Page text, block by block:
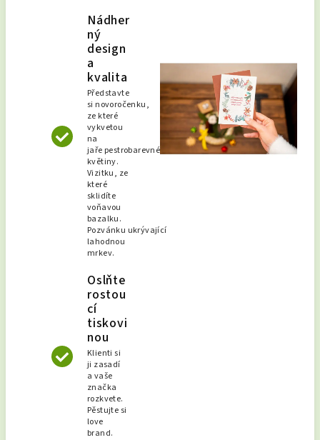
Nádher
ný
design
a
kvalita
Představte
si novoročenku,
ze které
vykvetou
na
jaře pestrobarevné
květiny.
Vizitku, ze
které
sklidíte
voňavou
bazalku.
Pozvánku ukrývající
lahodnou
mrkev.
Oslňte
rostou
cí
tiskovi
nou
Klienti si
ji zasadí
a vaše
značka
rozkvete.
Pěstujte si
love
brand.